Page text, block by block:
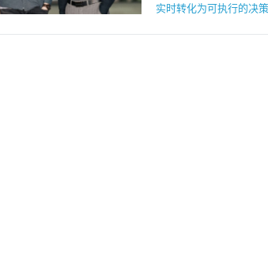
更多欧洲国家市场，夯实其在
140万欧元的种子轮融资
实时转化为可执行的决